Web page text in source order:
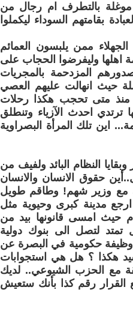
موغلة بالتطرف ام رجال من
بقامتهم السوداء ليكملوا
ممن يلبسون العمائم
اهلها وليفرضوا الحجاب على
المزدحمة بالمجريات
حيث انهالت عليهم العصي
منذ متى تحجب هكذا رحلات
ترتدي احدث الآزياء وتنطلق
اين تلك المرأة البصراوية
النظام البائد ولفيف من
حقوق الانسان والانسان
مع وزير شهم! وطاقم طويل
مدينة كبرى وحيوية مثل
حيث امسى قانونها بيد من
لتصل الى بنوك دولية
حكومية في البصرة عن
هكذا ؟ هل هي استجوابات
مع الحزب الشيوعي.. لديك
رقم كذا بأنك ستعيش